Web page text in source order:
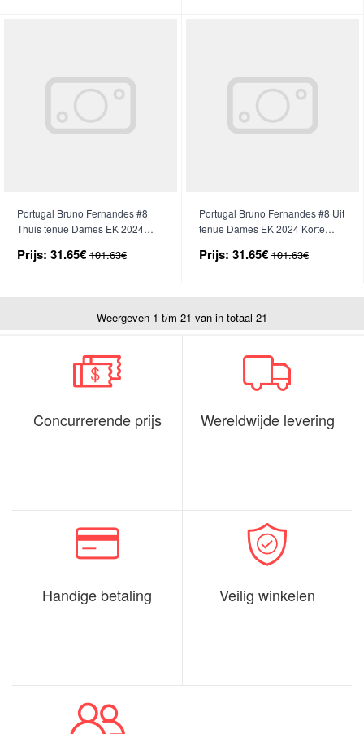
Portugal Bruno Fernandes #8
Thuis tenue Dames EK 2024
Prijs: 31.65€ 101.63€
Portugal Bruno Fernandes #8 Uit
tenue Dames EK 2024 Korte
Prijs: 31.65€ 101.63€
Weergeven 1 t/m 21 van in totaal 21
Concurrerende prijs Wereldwijde levering
Handige betaling Veilig winkelen